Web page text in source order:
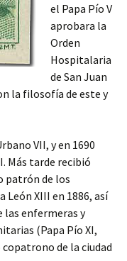
el Papa Pío V
aprobara la
Orden
Hospitalaria
de San Juan
la filosofía de este y
VII, y en 1690
Más tarde recibió
patrón de los
XIII en 1886, así
enfermeras y
(Papa Pío XI,
de la ciudad